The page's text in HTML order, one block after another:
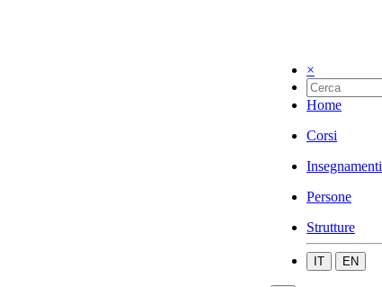
×
Home
Corsi
Insegnamenti
Persone
Strutture
IT EN